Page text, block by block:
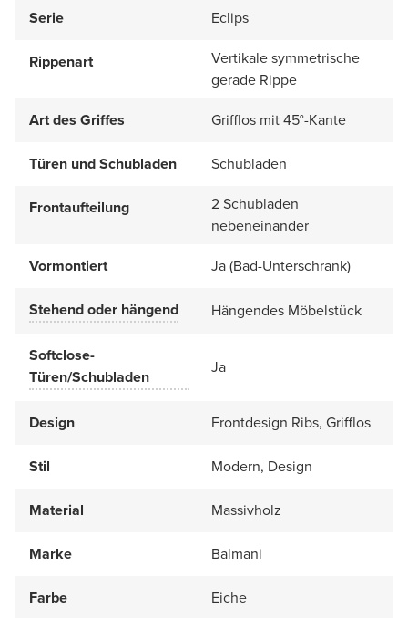
Serie
Eclips
Rippenart
Vertikale symmetrische
gerade Rippe
Art des Griffes
Grifflos mit 45°-Kante
Türen und Schubladen Schubladen
Frontaufteilung
2 Schubladen
nebeneinander
Vormontiert
Ja (Bad-Unterschrank)
Stehend oder hängend Hängendes Möbelstück
Softclose-
Türen/Schubladen
Ja
Design Frontdesign Ribs, Grifflos
Stil Modern, Design
Material Massivholz
Marke Balmani
Farbe Eiche